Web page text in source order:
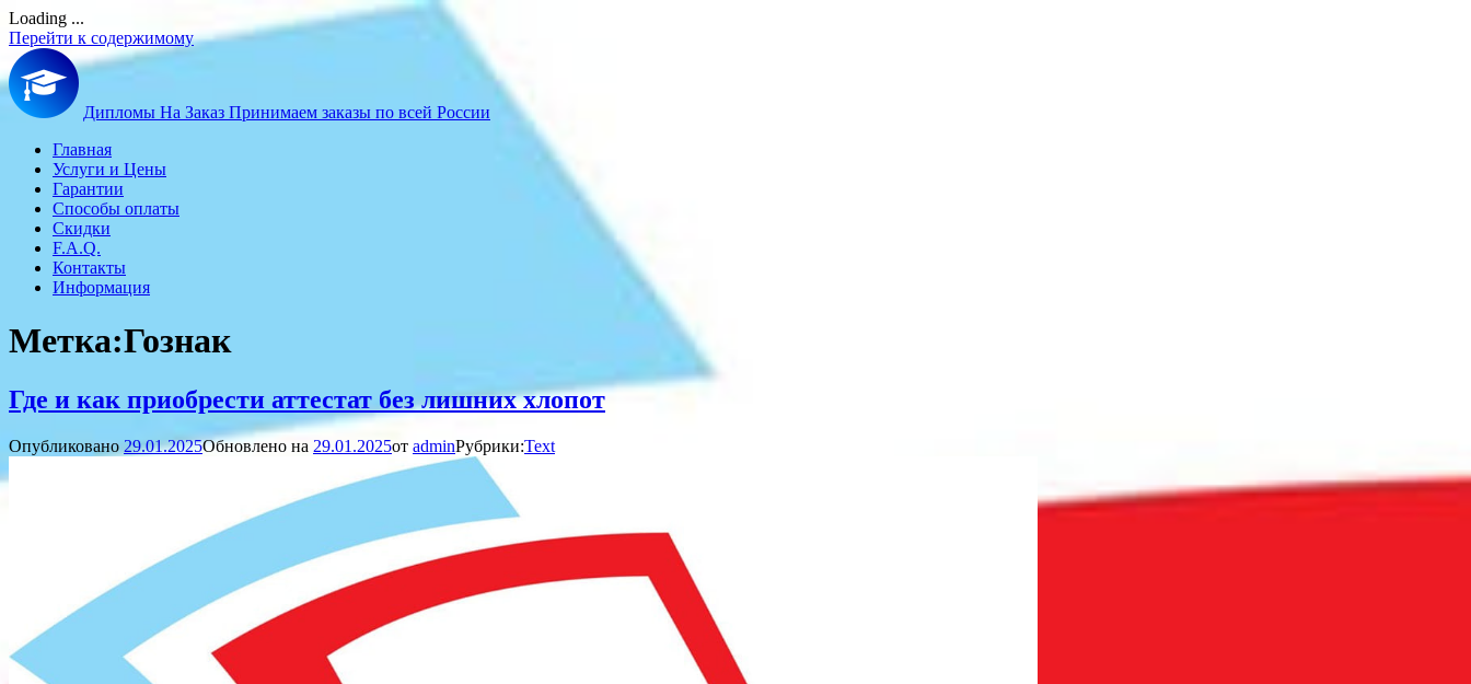
Loading ...
Перейти к содержимому
Дипломы На Заказ Принимаем заказы по всей России
Главная
Услуги и Цены
Гарантии
Способы оплаты
Скидки
F.A.Q.
Контакты
Информация
Метка:Гознак
Где и как приобрести аттестат без лишних хлопот
Опубликовано 29.01.2025Обновлено на 29.01.2025от adminРубрики:Text